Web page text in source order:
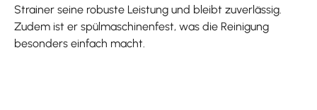
Strainer seine robuste Leistung und bleibt zuverlässig.
Zudem ist er spülmaschinenfest, was die Reinigung
besonders einfach macht.